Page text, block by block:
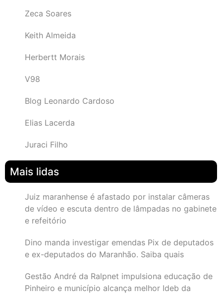
Zeca Soares
Keith Almeida
Herbertt Morais
V98
Blog Leonardo Cardoso
Elias Lacerda
Juraci Filho
Mais lidas
Juiz maranhense é afastado por instalar câmeras
de vídeo e escuta dentro de lâmpadas no gabinete
e refeitório
Dino manda investigar emendas Pix de deputados
e ex-deputados do Maranhão. Saiba quais
Gestão André da Ralpnet impulsiona educação de
Pinheiro e município alcança melhor Ideb da